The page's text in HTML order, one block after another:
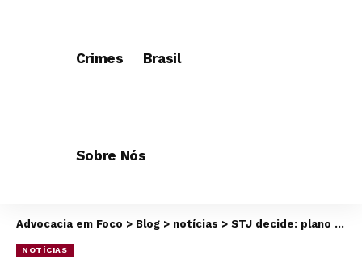
Crimes Brasil
Sobre Nós
Advocacia em Foco > Blog > notícias > STJ decide: plano de saúde é obrigado a cobrir cirurgia de feminização facial prescrita por médico
NOTÍCIAS